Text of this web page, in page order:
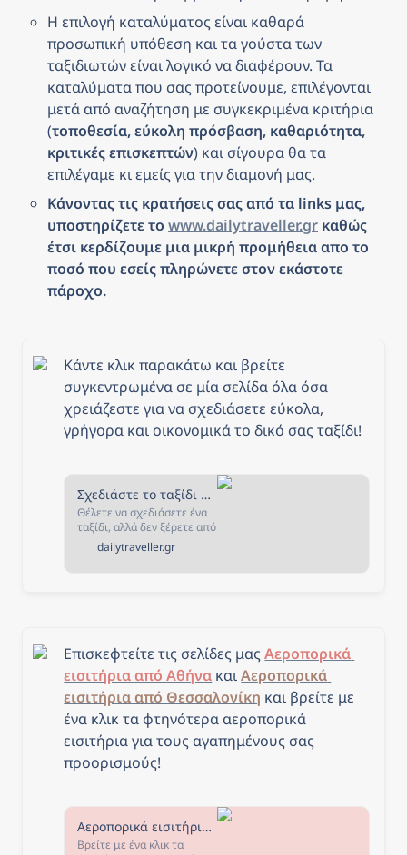
Η επιλογή καταλύματος είναι καθαρά
προσωπική υπόθεση και τα γούστα των
ταξιδιωτών είναι λογικό να διαφέρουν. Τα
καταλύματα που σας προτείνουμε, επιλέγονται
μετά από αναζήτηση με συγκεκριμένα κριτήρια
(τοποθεσία, εύκολη πρόσβαση, καθαριότητα,
κριτικές επισκεπτών) και σίγουρα θα τα
επιλέγαμε κι εμείς για την διαμονή μας.
Κάνοντας τις κρατήσεις σας από τα links μας,
υποστηρίζετε το www.dailytraveller.gr καθώς
έτσι κερδίζουμε μια μικρή προμήθεια απο το
ποσό που εσείς πληρώνετε στον εκάστοτε
πάροχο.
Κάντε κλικ παρακάτω και βρείτε
συγκεντρωμένα σε μία σελίδα όλα όσα
χρειάζεστε για να σχεδιάσετε εύκολα,
γρήγορα και οικονομικά το δικό σας ταξίδι!
Σχεδιάστε το ταξίδι σας - The Daily Traveller
Θέλετε να σχεδιάσετε ένα
ταξίδι, αλλά δεν ξέρετε από
που να ξεκινήσετε; Αν ναι,
τότε είστε στο κατάλληλο
dailytraveller.gr
Επισκεφτείτε τις σελίδες μας Αεροπορικά
εισιτήρια από Αθήνα και Αεροπορικά
εισιτήρια από Θεσσαλονίκη και βρείτε με
ένα κλικ τα φτηνότερα αεροπορικά
εισιτήρια για τους αγαπημένους σας
προορισμούς!
Αεροπορικά εισιτήρια από Αθήνα - The Daily Traveller
Βρείτε με ένα κλικ τα